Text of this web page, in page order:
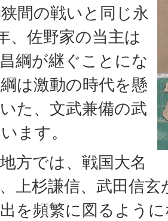
間の戦いと同じ永
、佐野家の当主は
綱が継ぐことにな
は激動の時代を懸
た、文武兼備の武
ます。
方では、戦国大名
上杉謙信、武田信
を頻繁に図るよう